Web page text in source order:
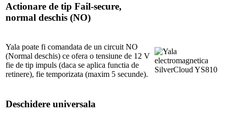
Actionare de tip Fail-secure,
normal deschis (NO)
Yala poate fi comandata de un circuit NO
(Normal deschis) ce ofera o tensiune de 12 V
fie de tip impuls (daca se aplica functia de
retinere), fie temporizata (maxim 5 secunde).
Deschidere universala